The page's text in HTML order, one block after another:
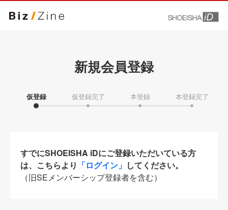
新規会員登録
仮登録 仮登録完了 本登録 本登録完了
すでにSHOEISHA iDにご登録いただいている方
は、こちらより 「ログイン」 してください。
（旧SEメンバーシップ登録者を含む）